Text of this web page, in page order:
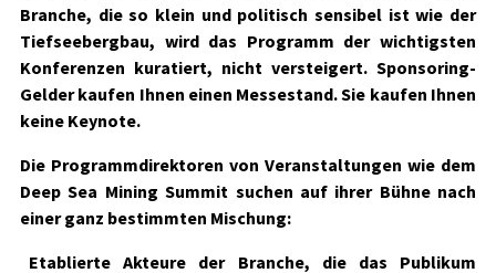
Branche, die so klein und politisch sensibel ist wie der
Tiefseebergbau, wird das Programm der wichtigsten
Konferenzen kuratiert, nicht versteigert. Sponsoring-
Gelder kaufen Ihnen einen Messestand. Sie kaufen Ihnen
keine Keynote.
Die Programmdirektoren von Veranstaltungen wie dem
Deep Sea Mining Summit suchen auf ihrer Bühne nach
einer ganz bestimmten Mischung:
Etablierte Akteure der Branche, die das Publikum